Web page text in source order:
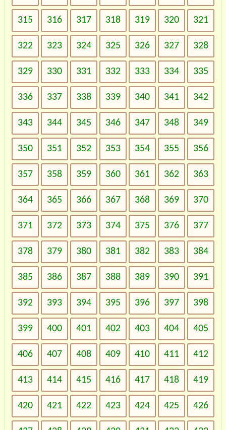
315 316 317 318 319 320 321
322 323 324 325 326 327 328
329 330 331 332 333 334 335
336 337 338 339 340 341 342
343 344 345 346 347 348 349
350 351 352 353 354 355 356
357 358 359 360 361 362 363
364 365 366 367 368 369 370
371 372 373 374 375 376 377
378 379 380 381 382 383 384
385 386 387 388 389 390 391
392 393 394 395 396 397 398
399 400 401 402 403 404 405
406 407 408 409 410 411 412
413 414 415 416 417 418 419
420 421 422 423 424 425 426